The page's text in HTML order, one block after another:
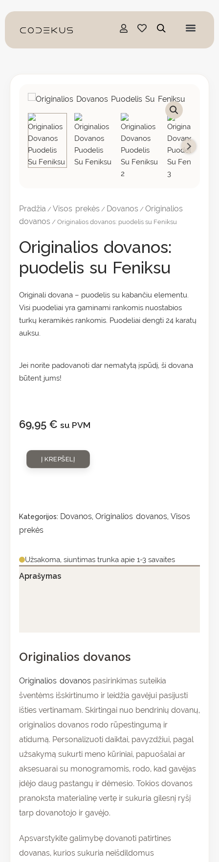
prie
turinio
Pradžia /Visos prekės / Dovanos /Originalios
dovanos / Originalios dovanos: puodelis su Feniksu
Originalios dovanos:
puodelis su Feniksu
Originali dovana – puodelis su kabančiu elementu.
Visi puodeliai yra gaminami rankomis nuostabios
turkų keramikės rankomis. Puodeliai dengti 24 karatų
auksu.
Jei norite padovanoti dar nematytą įspūdį, ši dovana
būtent jums!
69,95 € su PVM
Originalios
puodelis
Feniksu
Į KREPŠELĮ
Kategorijos: Dovanos, Originalios dovanos, Visos
prekės
Užsakoma, siuntimas trunka apie 1-3 savaites
Aprašymas
Originalios dovanos
Originalios dovanos pasirinkimas suteikia
šventėms išskirtinumo ir leidžia gavėjui pasijusti
išties vertinamam. Skirtingai nuo bendrinių dovanų,
originalios dovanos rodo rūpestingumą ir
atidumą. Personalizuoti daiktai, pavyzdžiui, pagal
užsakymą sukurti meno kūriniai, papuošalai ar
aksesuarai su monogramomis, rodo, kad gavėjas
įdėjo daug pastangų ir dėmesio. Tokios dovanos
pranoksta materialinę vertę ir sukuria gilesnį ryšį
tarp dovanotojo ir gavėjo.
Apsvarstykite galimybę dovanoti patirtines
dovanas, kurios sukuria neišdildomus